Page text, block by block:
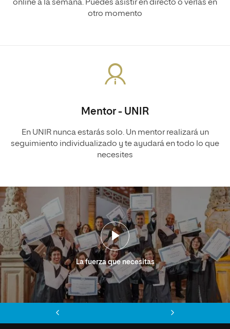
online a la semana. Puedes asistir en directo o verlas en
otro momento
Mentor - UNIR
En UNIR nunca estarás solo. Un mentor realizará un
seguimiento individualizado y te ayudará en todo lo que
necesites
La fuerza que necesitas